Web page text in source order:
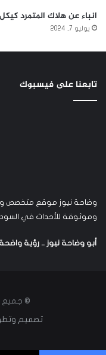
انباء عن هلاك المتمرد كيكل
يوليو 7, 2024
تابعنا على فيسبوك
وضاحة نيوز موقع متخصص
وموثوقة للأحداث في
أبو وضاحة نيوز .. رؤية واضحة
© جميع
تصميم